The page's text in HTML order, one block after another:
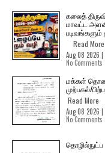
கலைத்
மாவட்ட
படிவங்களும்
Read More
Aug 08 2026 |
No Comments
மக்கள் தொகை
முற்பகல்/
Read More
Aug 08 2026 |
No Comments
தொழில்நுட்ப